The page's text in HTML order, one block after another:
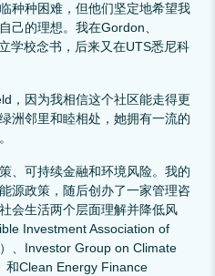
种种困难，但他们坚定地希望我
己的理想。我在Gordon、
学校念书，后来又在UTS悉尼科
，因为我相信这个社区能走得更
洲邻里和睦相处，她拥有一流的
、可持续金融和环境风险。我的
源政策，随后创办了一家管理咨
会生活两个层面理解并降低风
Investment Association of
、Investor Group on Climate
和Clean Energy Finance